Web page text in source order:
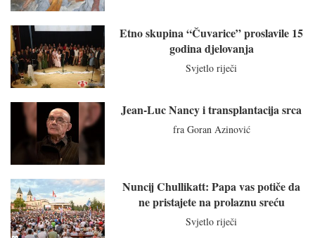
Etno skupina “Čuvarice” proslavile 15
godina djelovanja
Svjetlo riječi
Jean-Luc Nancy i transplantacija srca
fra Goran Azinović
Nuncij Chullikatt: Papa vas potiče da
ne pristajete na prolaznu sreću
Svjetlo riječi